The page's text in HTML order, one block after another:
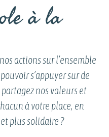
à la
actions sur l’ensemble
s’appuyer sur de
nos valeurs et
à votre place, en
plus solidaire ?